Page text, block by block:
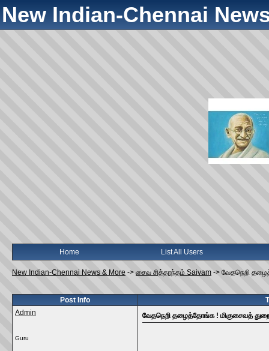
New Indian-Chennai
Home List All Users
New Indian-Chennai News & More -> சைவ சித்தாந்தம் Saivam -> வேதநெறி
Post Info
Admin
Guru
வேதநெறி தழைத்தோங்க ! மிகுசைவத்